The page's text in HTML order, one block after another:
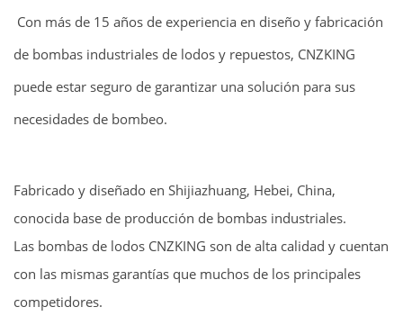
Con más de 15 años de experiencia en diseño y fabricación
de bombas industriales de lodos y repuestos, CNZKING
puede estar seguro de garantizar una solución para sus
necesidades de bombeo.
Fabricado y diseñado en Shijiazhuang, Hebei, China,
conocida base de producción de bombas industriales.
Las bombas de lodos CNZKING son de alta calidad y cuentan
con las mismas garantías que muchos de los principales
competidores.